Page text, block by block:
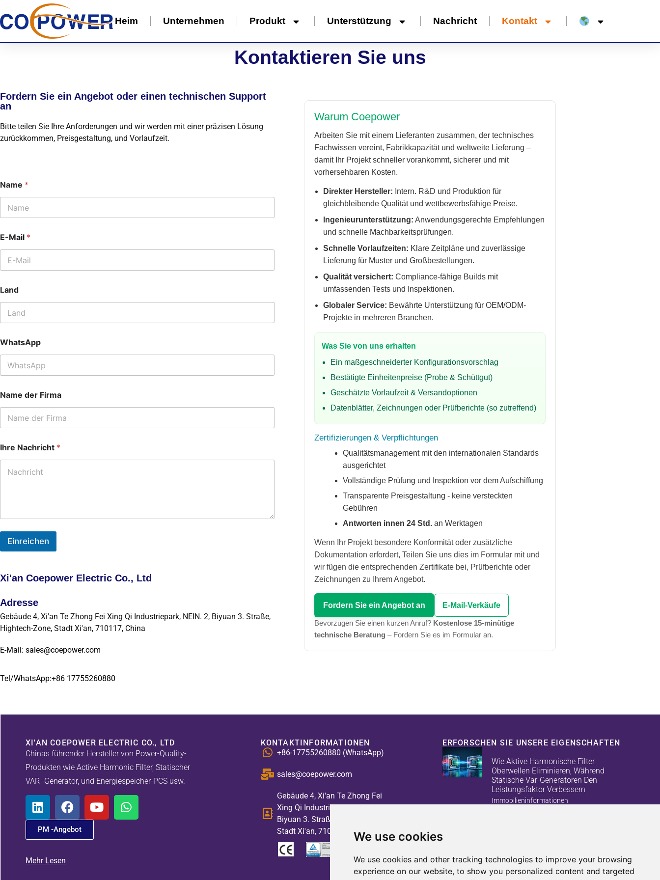
We use cookies
We use cookies and other tracking technologies to improve your browsing
experience on our website, to show you personalized content and targeted
Heim Unternehmen Produkt Unterstützung Nachricht Kontakt
Kontaktieren Sie uns
Fordern Sie ein Angebot oder einen technischen Support
an
Bitte teilen Sie Ihre Anforderungen und wir werden mit einer präzisen Lösung
zurückkommen, Preisgestaltung, und Vorlaufzeit.
Name *
E-Mail *
h
r
*
Land
WhatsApp
Name der Firma
Ihre Nachricht *
Einreichen
Xi'an Coepower Electric Co., Ltd
Adresse
Gebäude 4, Xi'an Te Zhong Fei Xing Qi Industriepark, NEIN. 2, Biyuan 3. Straße,
Hightech-Zone, Stadt Xi'an, 710117, China
E-Mail: sales@coepower.com
Tel/WhatsApp:+86 17755260880
Warum Coepower
Arbeiten Sie mit einem Lieferanten zusammen, der technisches
Fachwissen vereint, Fabrikkapazität und weltweite Lieferung –
damit Ihr Projekt schneller vorankommt, sicherer und mit
vorhersehbaren Kosten.
Direkter Hersteller: Intern. R&D und Produktion für
gleichbleibende Qualität und wettbewerbsfähige Preise.
Ingenieurunterstützung: Anwendungsgerechte Empfehlungen
und schnelle Machbarkeitsprüfungen.
Schnelle Vorlaufzeiten: Klare Zeitpläne und zuverlässige
Lieferung für Muster und Großbestellungen.
Qualität versichert: Compliance-fähige Builds mit
umfassenden Tests und Inspektionen.
Globaler Service: Bewährte Unterstützung für OEM/ODM-
Projekte in mehreren Branchen.
Was Sie von uns erhalten
Ein maßgeschneiderter Konfigurationsvorschlag
Bestätigte Einheitenpreise (Probe & Schüttgut)
Geschätzte Vorlaufzeit & Versandoptionen
Datenblätter, Zeichnungen oder Prüfberichte (so zutreffend)
Zertifizierungen & Verpflichtungen
Qualitätsmanagement mit den internationalen Standards
ausgerichtet
Vollständige Prüfung und Inspektion vor dem Aufschiffung
Transparente Preisgestaltung - keine versteckten
Gebühren
Antworten innen 24 Std. an Werktagen
Wenn Ihr Projekt besondere Konformität oder zusätzliche
Dokumentation erfordert, Teilen Sie uns dies im Formular mit und
wir fügen die entsprechenden Zertifikate bei, Prüfberichte oder
Zeichnungen zu Ihrem Angebot.
Fordern Sie ein Angebot an E-Mail-Verkäufe
Bevorzugen Sie einen kurzen Anruf? Kostenlose 15-minütige
technische Beratung – Fordern Sie es im Formular an.
XI'AN COEPOWER ELECTRIC CO., LTD
Chinas führender Hersteller von Power-Quality-
Produkten wie Active Harmonic Filter, Statischer
VAR -Generator, und Energiespeicher-PCS usw.
PM -Angebot
Mehr Lesen
KONTAKTINFORMATIONEN
+86-17755260880 (WhatsApp)
sales@coepower.com
Gebäude 4, Xi'an Te Zhong Fei
Xing Qi Industriepark, NEIN. 2,
Biyuan 3. Straße, Hightech-Zone,
Stadt Xi'an, 710117, China
ERFORSCHEN SIE UNSERE EIGENSCHAFTEN
Wie Aktive Harmonische Filter
Oberwellen Eliminieren, Während
Statische Var-Generatoren Den
Leistungsfaktor Verbessern
Immobilieninformationen
Oberschwingungsfiltern Und
Statischen Var-Generatoren
Immobilieninformationen